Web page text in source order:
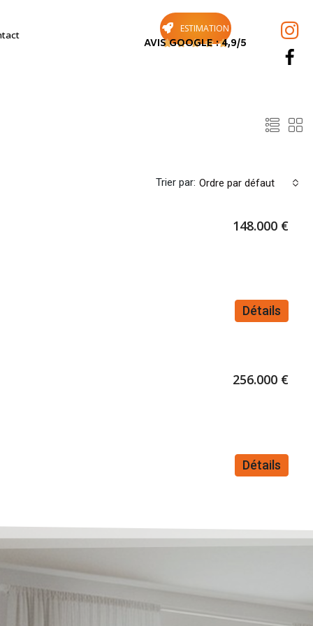
ESTIMATION
    
AVIS GOOGLE : 4,9/5
Trier par: Ordre par défaut
148.000 €
Détails
256.000 €
Détails